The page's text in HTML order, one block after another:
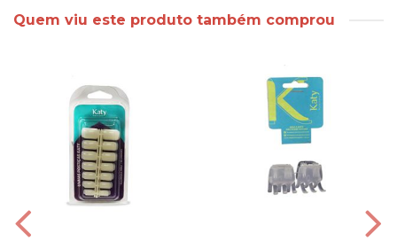
Quem viu este produto também comprou